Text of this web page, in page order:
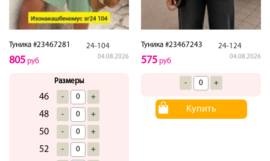
Туника #23467281 24-104
04.08.2026
805 руб
Размеры
46 - +
48 - +
50 - +
52 - +
Туника #23467243 24-124
04.08.2026
575 руб
- +
Купить